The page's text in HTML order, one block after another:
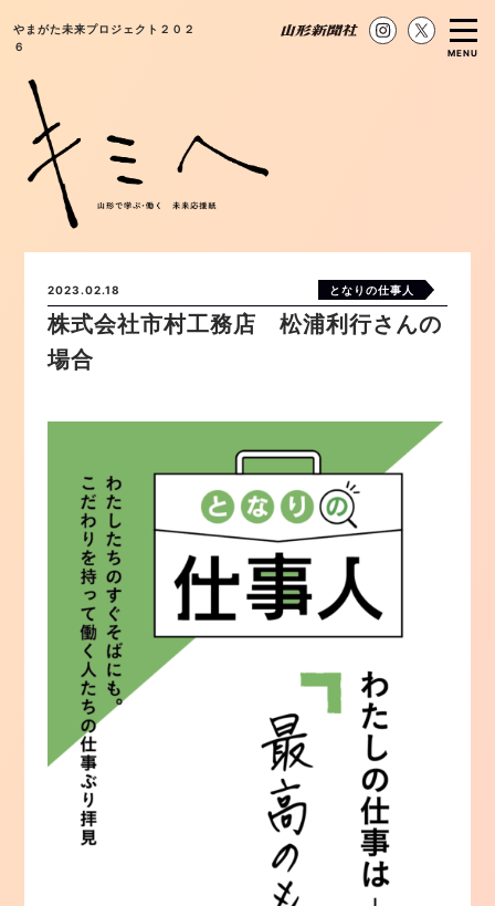
やまがた未来プロジェクト２０２
６
MENU
2023.02.18 となりの仕事人
株式会社市村工務店 松浦利行さんの
場合